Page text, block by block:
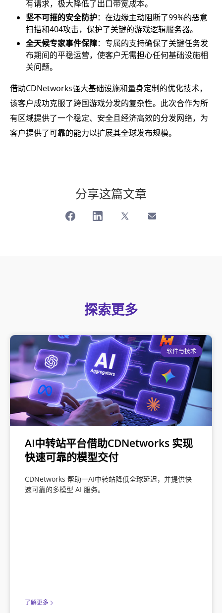
有请求，极大降低了出口带宽成本。
坚不可摧的安全防护：在边缘主动阻断了99%的恶意
扫描和404攻击，保护了关键的游戏逻辑服务器。
全天候专家事件保障：专属的支持确保了关键任务发
布期间的平稳运营，使客户无需担心任何基础设施相
关问题。
借助CDNetworks强大基础设施和量身定制的优化技术，
该客户成功克服了跨国游戏分发的复杂性。此次合作为所
有区域提供了一个稳定、安全且经济高效的分发网络，为
客户提供了可靠的能力以扩展其全球发布规模。
分享这篇文章
探索更多
软件与技术
AI中转站平台借助CDNetworks 实现
快速可靠的模型交付
CDNetworks 帮助一AI中转站降低全球延迟，并提供快
速可靠的多模型 AI 服务。
了解更多